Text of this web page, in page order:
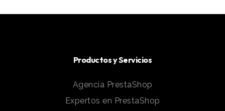
Productos y Servicios
Agencia PrestaShop
Expertos en PrestaShop